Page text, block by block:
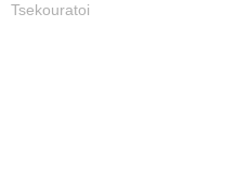
Tsekouratoi